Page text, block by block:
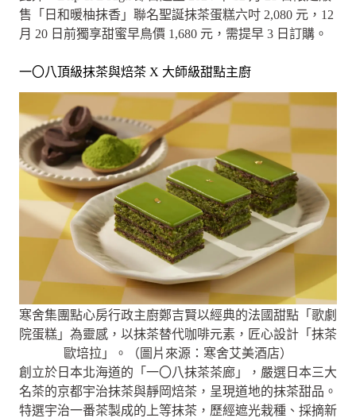
售「日和暖柚抹香」聯名聖誕抹茶蛋糕六吋 2,080 元，12
月 20 日前獨享甜蜜早鳥價 1,680 元，需提早 3 日訂購。
一〇八頂級抹茶與焙茶 X 大師級甜點主廚
寒舍集團點心房行政主廚鄭吉賢以經典的法國甜點「歌劇
院蛋糕」為靈感，以抹茶替代咖啡元素，匠心設計「抹茶
歐培拉」。（圖片來源：寒舍艾美酒店）
創立於日本北海道的「一〇八抹茶茶廊」，嚴選日本三大
名茶的京都宇治抹茶與靜岡焙茶，呈現道地的抹茶甜品。
特選宇治一番茶製成的上等抹茶，歷經遮光栽種、採摘新